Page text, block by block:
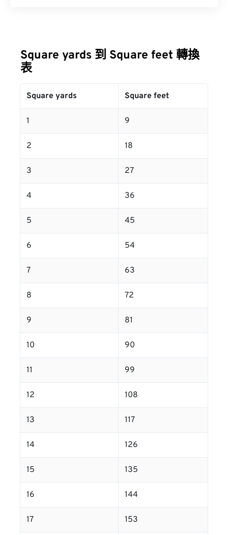
Square yards 到 Square feet 轉換
表
Square yards Square feet
1 9
2 18
3 27
4 36
5 45
6 54
7 63
8 72
9 81
10 90
11 99
12 108
13 117
14 126
15 135
16 144
17 153